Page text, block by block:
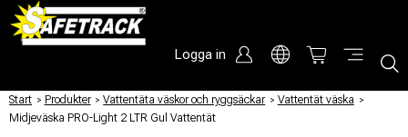
Logga in
Start / Produkter / Vattentäta väskor och ryggsäckar / Vattentät väska /
Midjeväska PRO-Light 2 LTR Gul Vattentät